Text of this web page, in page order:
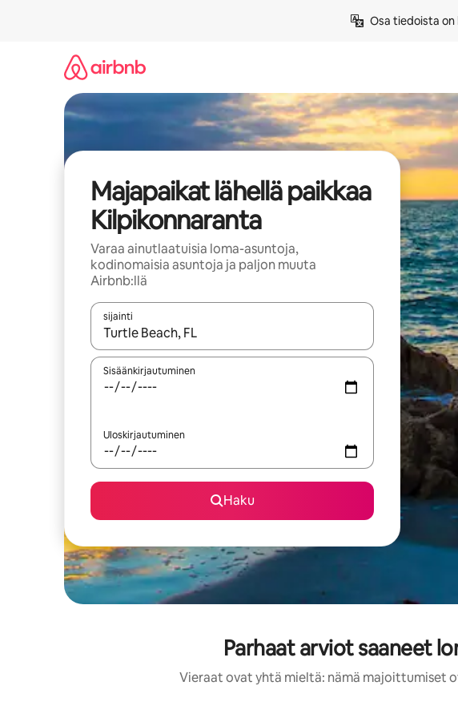
Osa tiedoista
Majapaikat lähellä paikkaa
Kilpikonnaranta
Varaa ainutlaatuisia loma-asuntoja,
kodinomaisia asuntoja ja paljon muuta
Airbnb:llä
sijainti
Kun tulokset ovat saatavilla, navigoi ylös- ja alas-nuolinäppäimillä
Sisäänkirjautuminen
Uloskirjautuminen
Haku
Parhaat arviot saaneet
Vieraat ovat yhtä mieltä: nämä majoittumiset